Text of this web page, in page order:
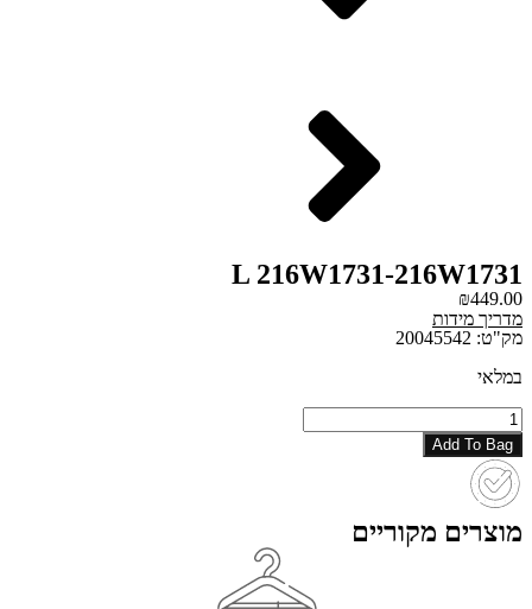
L 216W1731-216W1731
₪449.00
מדריך מידות
מק"ט: 20045542
במלאי
כמות
של
L
216W1731-
216W1731
Add To Bag
מוצרים מקוריים